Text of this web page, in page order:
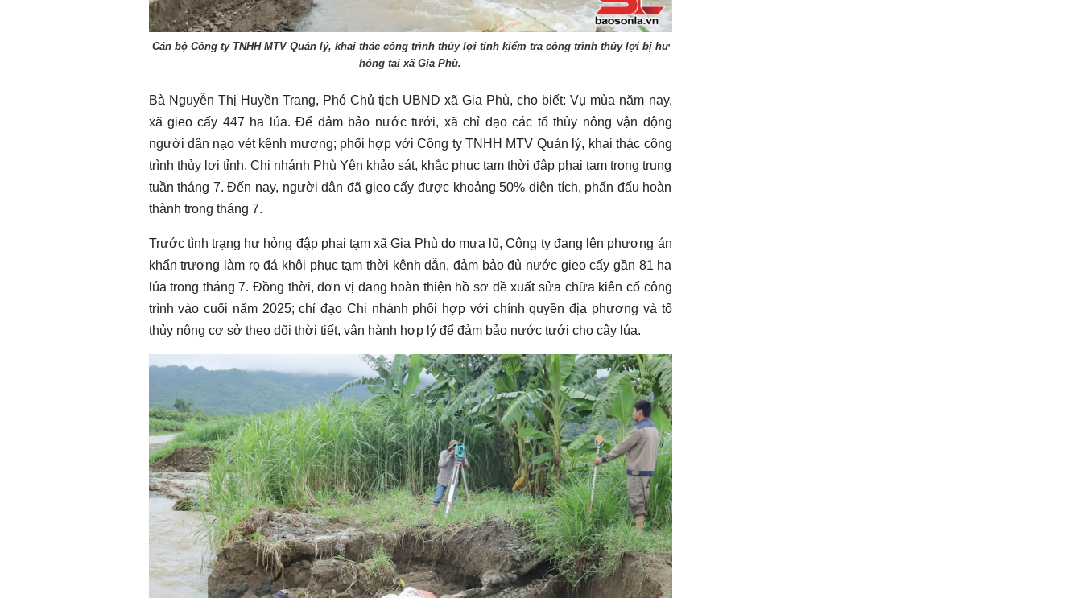
Cán bộ Công ty TNHH MTV Quản lý, khai thác công trình thủy lợi tỉnh kiểm tra công trình thủy lợi bị hư
hỏng tại xã Gia Phù.
Bà Nguyễn Thị Huyền Trang, Phó Chủ tịch UBND xã Gia Phù, cho biết: Vụ mùa năm nay,
xã gieo cấy 447 ha lúa. Để đảm bảo nước tưới, xã chỉ đạo các tổ thủy nông vận động
người dân nạo vét kênh mương; phối hợp với Công ty TNHH MTV Quản lý, khai thác công
trình thủy lợi tỉnh, Chi nhánh Phù Yên khảo sát, khắc phục tạm thời đập phai tạm trong trung
tuần tháng 7. Đến nay, người dân đã gieo cấy được khoảng 50% diện tích, phấn đấu hoàn
thành trong tháng 7.
Trước tình trạng hư hỏng đập phai tạm xã Gia Phù do mưa lũ, Công ty đang lên phương án
khẩn trương làm rọ đá khôi phục tạm thời kênh dẫn, đảm bảo đủ nước gieo cấy gần 81 ha
lúa trong tháng 7. Đồng thời, đơn vị đang hoàn thiện hồ sơ đề xuất sửa chữa kiên cố công
trình vào cuối năm 2025; chỉ đạo Chi nhánh phối hợp với chính quyền địa phương và tổ
thủy nông cơ sở theo dõi thời tiết, vận hành hợp lý để đảm bảo nước tưới cho cây lúa.